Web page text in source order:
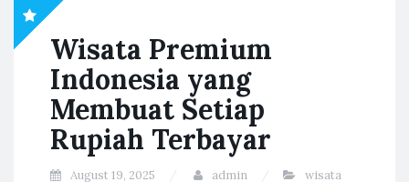
Wisata Premium
Indonesia yang
Membuat Setiap
Rupiah Terbayar
August 19, 2025 admin wisata